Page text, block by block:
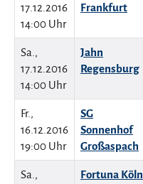
17.12.2016
14:00 Uhr
Frankfurt
Sa.,
17.12.2016
14:00 Uhr
Jahn
Regensburg
Fr.,
16.12.2016
19:00 Uhr
SG
Sonnenhof
Großaspach
Sa.,
Fortuna Köln